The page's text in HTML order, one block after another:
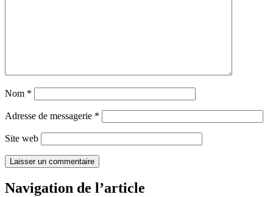
Nom *
Adresse de messagerie *
Site web
Navigation de l’article